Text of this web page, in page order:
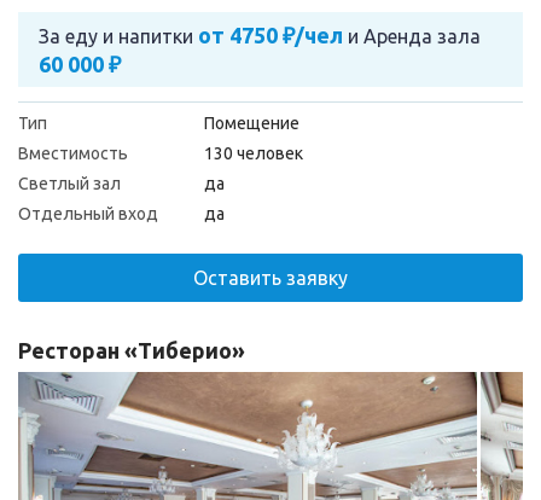
За еду и напитки от 4750 ₽/чел и Аренда зала
60 000 ₽
Тип
Помещение
Вместимость
130 человек
Светлый зал
да
Отдельный вход
да
Оставить заявку
Ресторан «Тиберио»